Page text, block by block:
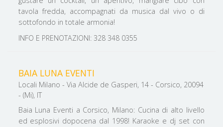
tavola fredda, accompagnati da musica dal vivo o di
sottofondo in totale armonia!
INFO E PRENOTAZIONI: 328 348 0355
BAIA LUNA EVENTI
Locali Milano - Via Alcide de Gasperi, 14 - Corsico, 20094
- (Mi), IT
Baia Luna Eventi a Corsico, Milano: Cucina di alto livello
ed esplosivi dopocena dal 1998! Karaoke e dj set con